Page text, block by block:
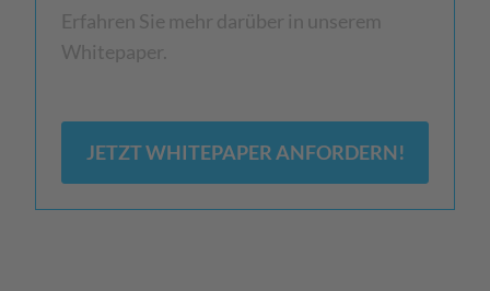
Erfahren Sie mehr darüber in unserem
Whitepaper.
JETZT WHITEPAPER ANFORDERN!